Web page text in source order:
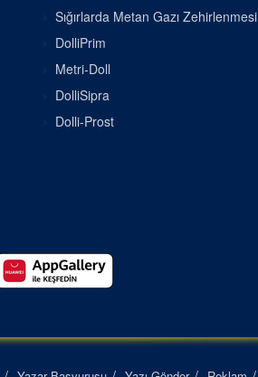
Sığırlarda Metan Gazı Zehirlenmesi
DolliPrim
Metri-Doll
DolliSipra
Dolli-Prost